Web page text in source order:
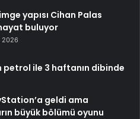
yapısı Cihan Palas
buluyor
2026
ile 3 haftanın dibinde
geldi ama
büyük bölümü oyunu